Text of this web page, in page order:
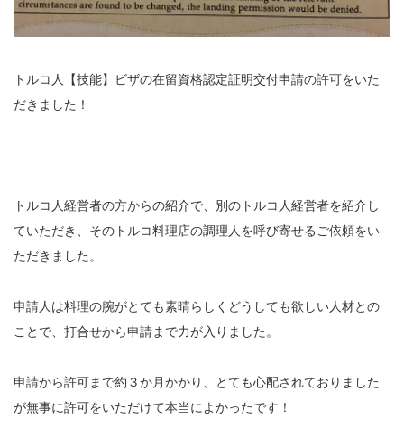
トルコ人【技能】ビザの在留資格認定証明交付申請の許可をいた
だきました！
トルコ人経営者の方からの紹介で、別のトルコ人経営者を紹介し
ていただき、そのトルコ料理店の調理人を呼び寄せるご依頼をい
ただきました。
申請人は料理の腕がとても素晴らしくどうしても欲しい人材との
ことで、打合せから申請まで力が入りました。
申請から許可まで約３か月かかり、とても心配されておりました
が無事に許可をいただけて本当によかったです！